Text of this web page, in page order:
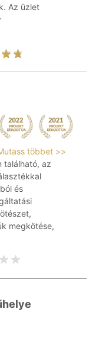
Az üzlet
többet >>
található, az
és
megkötése,